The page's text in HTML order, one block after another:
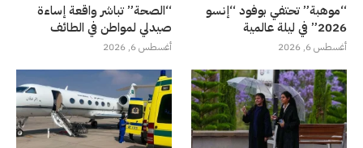
“موهبة” تحتفي بوفود “إنسو
2026” في ليلة عالمية
أغسطس 6, 2026
“الصحة” تباشر واقعة إساءة
صيدلي لمواطن في الطائف
أغسطس 6, 2026